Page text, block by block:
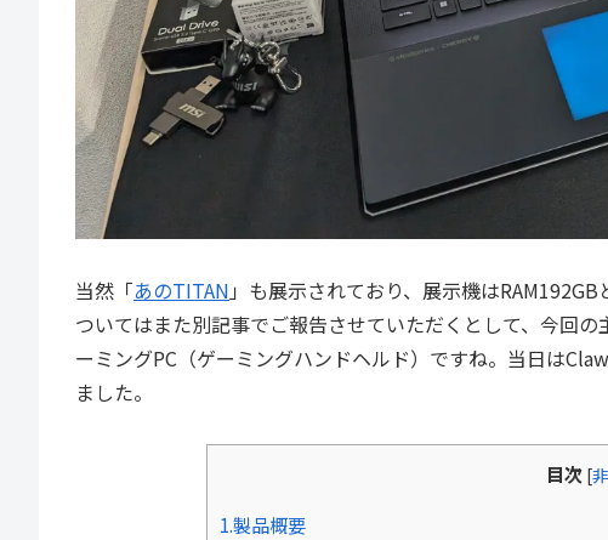
当然「あのTITAN 」も展示されており、展示機は
ついてはまた別記事でご報告させていただくとして、今回の
ーミングPC（ゲーミングハンドヘルド）ですね。当日は
ました。
目次 [
1.製品概要